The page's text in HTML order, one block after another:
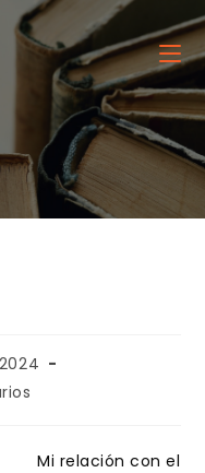
Mi relación con el